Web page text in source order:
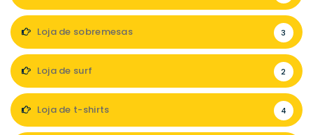
Loja de sobremesas 3
Loja de surf 2
Loja de t-shirts 4